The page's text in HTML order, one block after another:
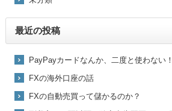
最近の投稿
PayPayカードなんか、二度と使わない
FXの海外口座の話
FXの自動売買って儲かるのか？